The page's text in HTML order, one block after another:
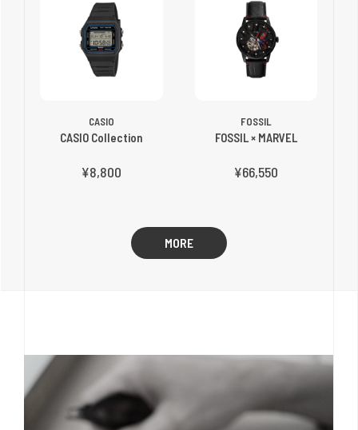
CASIO
CASIO Collection
¥8,800
FOSSIL
FOSSIL × MARVEL
¥66,550
MORE